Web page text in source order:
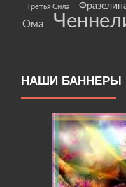
Третья Сила
Ома
НАШИ БАННЕРЫ